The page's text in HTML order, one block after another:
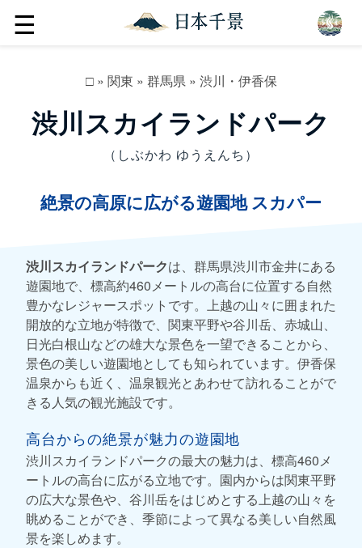
☰
□» 関東 » 群馬県» 渋川・伊香保
渋川スカイランドパーク
（しぶかわ ゆうえんち）
絶景の高原に広がる遊園地 スカパー
渋川スカイランドパークは、群馬県渋川市金井にある
遊園地で、標高約460メートルの高台に位置する自然
豊かなレジャースポットです。上越の山々に囲まれた
開放的な立地が特徴で、関東平野や谷川岳、赤城山、
日光白根山などの雄大な景色を一望できることから、
景色の美しい遊園地としても知られています。伊香保
温泉からも近く、温泉観光とあわせて訪れることがで
きる人気の観光施設です。
高台からの絶景が魅力の遊園地
渋川スカイランドパークの最大の魅力は、標高460メ
ートルの高台に広がる立地です。園内からは関東平野
の広大な景色や、谷川岳をはじめとする上越の山々を
眺めることができ、季節によって異なる美しい自然風
景を楽しめます。